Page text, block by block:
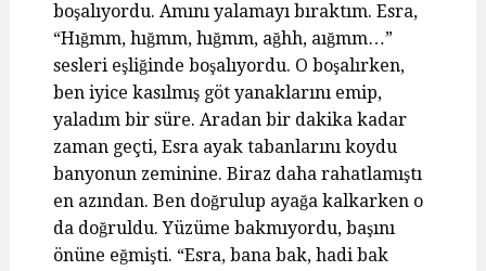
boşalıyordu. Amını yalamayı bıraktım. Esra,
“Hığmm, hığmm, hığmm, ağhh, aığmm…”
sesleri eşliğinde boşalıyordu. O boşalırken,
ben iyice kasılmış göt yanaklarını emip,
yaladım bir süre. Aradan bir dakika kadar
zaman geçti, Esra ayak tabanlarını koydu
banyonun zeminine. Biraz daha rahatlamıştı
en azından. Ben doğrulup ayağa kalkarken o
da doğruldu. Yüzüme bakmıyordu, başını
önüne eğmişti. “Esra, bana bak, hadi bak